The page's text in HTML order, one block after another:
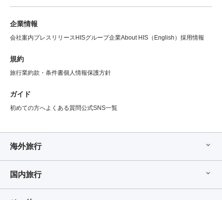
企業情報
会社案内プレスリリース HISグループ企業About HIS（English） 採用情報
規約
旅行業約款・条件書個人情報保護方針
ガイド
初めての方へよくある質問公式SNS一覧
海外旅行
国内旅行